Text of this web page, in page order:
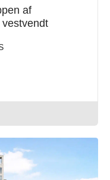
af